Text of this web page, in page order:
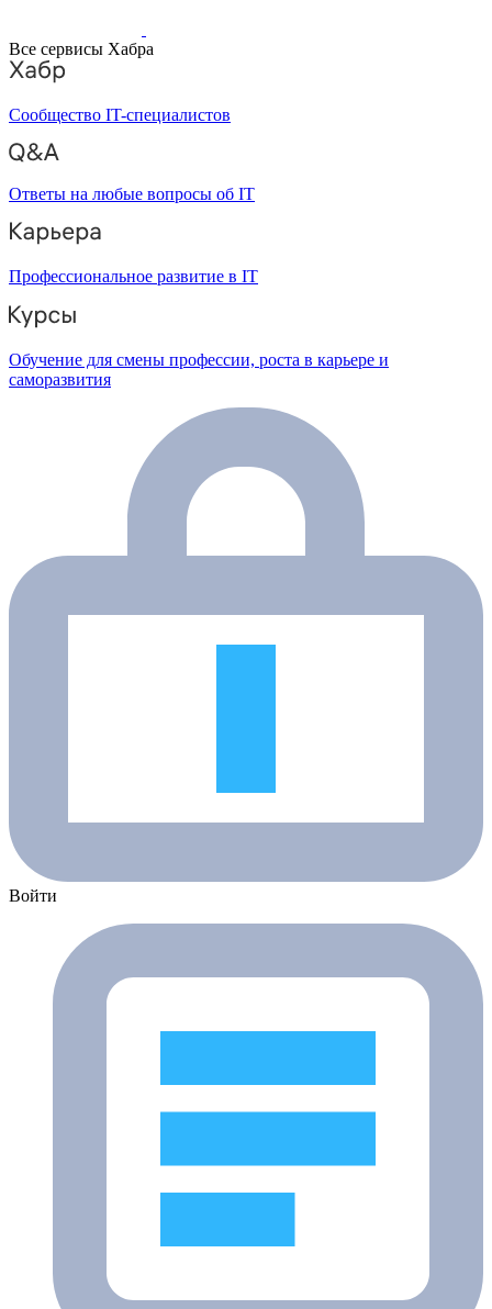
Все сервисы Хабра
Сообщество IT-специалистов
Ответы на любые вопросы об IT
Профессиональное развитие в IT
Обучение для смены профессии, роста в карьере и
саморазвития
Войти